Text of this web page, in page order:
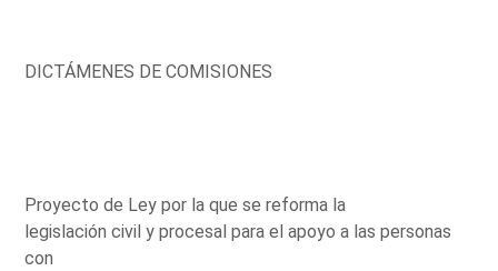
DICTÁMENES DE COMISIONES
Proyecto de Ley por la que se reforma la
legislación civil y procesal para el apoyo a las personas
con